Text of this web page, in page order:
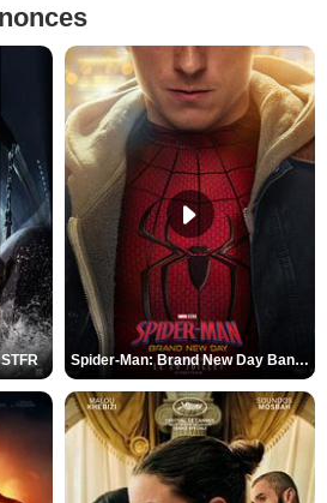
Spider-Man: Brand New Day Bande-annonce VO STFR